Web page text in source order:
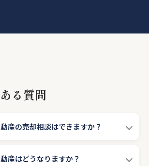
る質問
産の売却相談はできますか？
産はどうなりますか？